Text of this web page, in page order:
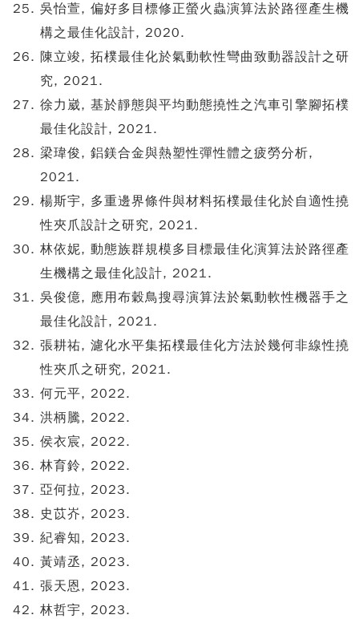
吳怡萱, 偏好多目標修正螢火蟲演算法於路徑產生機
構之最佳化設計, 2020.
陳立竣, 拓樸最佳化於氣動軟性彎曲致動器設計之研
究, 2021.
徐力崴, 基於靜態與平均動態撓性之汽車引擎腳拓樸
最佳化設計, 2021.
梁瑋俊, 鋁鎂合金與熱塑性彈性體之疲勞分析,
2021.
楊斯宇, 多重邊界條件與材料拓樸最佳化於自適性撓
性夾爪設計之研究, 2021.
林依妮, 動態族群規模多目標最佳化演算法於路徑產
生機構之最佳化設計, 2021.
吳俊億, 應用布穀鳥搜尋演算法於氣動軟性機器手之
最佳化設計, 2021.
張耕祐, 濾化水平集拓樸最佳化方法於幾何非線性撓
性夾爪之研究, 2021.
何元平, 2022.
洪柄騰, 2022.
侯衣宸, 2022.
林育鈴, 2022.
亞何拉, 2023.
史苡岕, 2023.
紀睿知, 2023.
黃靖丞, 2023.
張天恩, 2023.
林哲宇, 2023.